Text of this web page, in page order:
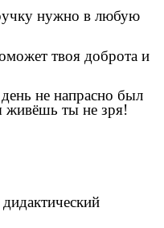
нужно в любую
твоя доброта и
не напрасно был
живёшь ты не зря!